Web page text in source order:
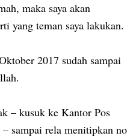
maka saya akan
yang teman saya lakukan.
2017 sudah sampai
– kusuk ke Kantor Pos
sampai rela menitipkan no